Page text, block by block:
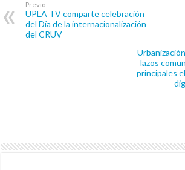
Previo
UPLA TV comparte celebración
del Día de la internacionalización
del CRUV
lazos
principales